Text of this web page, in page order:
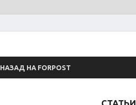
НАЗАД НА FORPOST
СТАТЬИ